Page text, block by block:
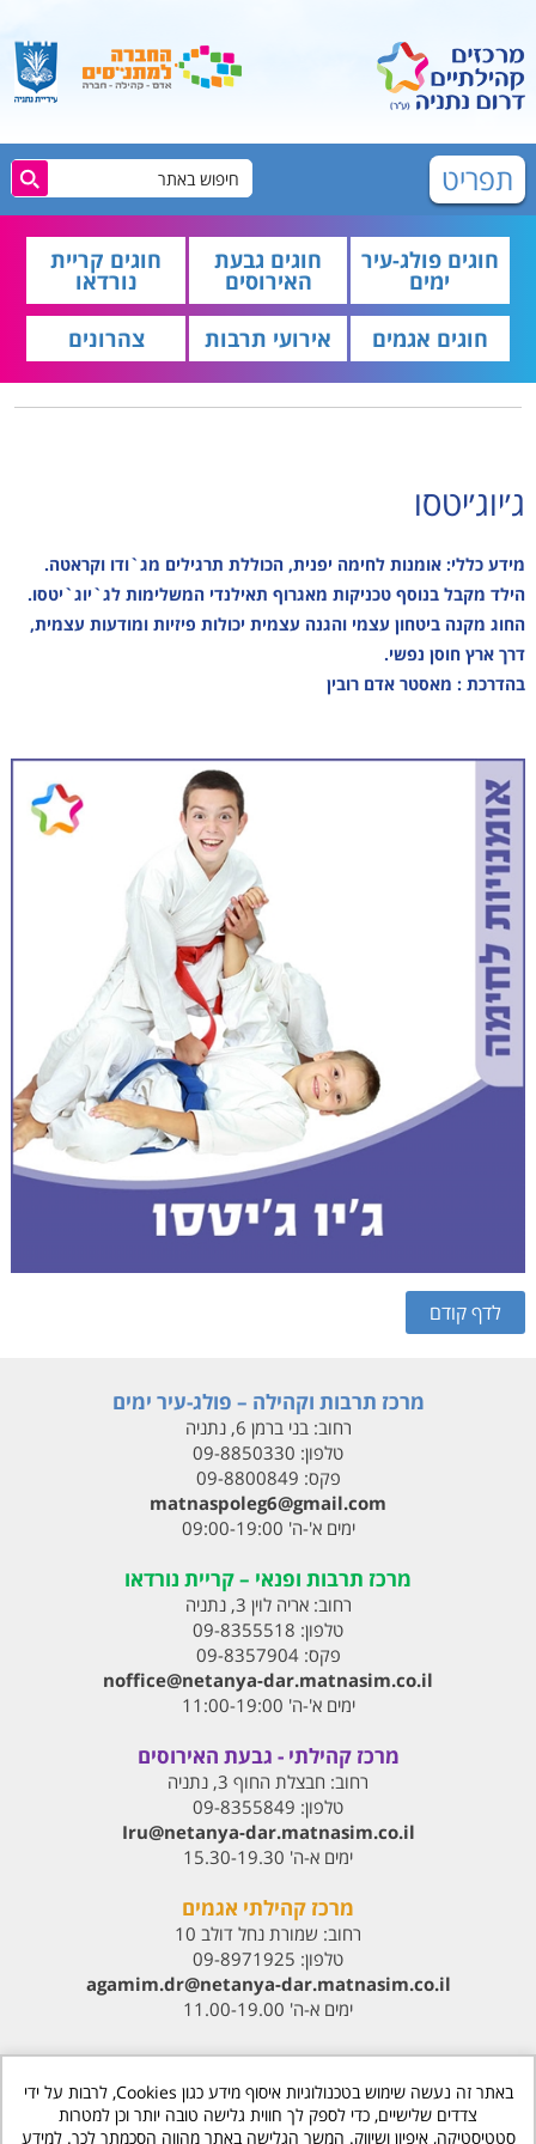
תפריט
חוגים פולג-עיר
ימים
חוגים גבעת
האירוסים
חוגים קריית
נורדאו
חוגים אגמים
אירועי תרבות צהרונים
ג׳יוג׳יטסו
מידע כללי: אומנות לחימה יפנית, הכוללת תרגילים מג`ודו וקראטה.
הילד מקבל בנוסף טכניקות מאגרוף תאילנדי המשלימות לג`יוג`יטסו.
החוג מקנה ביטחון עצמי והגנה עצמית יכולות פיזיות ומודעות עצמית,
דרך ארץ חוסן נפשי.
בהדרכת : מאסטר אדם רובין
מרכז תרבות וקהילה – פולג-עיר ימים
רחוב:בני ברמן 6, נתניה
טלפון: 09-8850330
פקס: 09-8800849
matnaspoleg6@gmail.com
ימים א'-ה' 09:00-19:00
מרכז תרבות ופנאי – קריית נורדאו
רחוב:אריה לוין 3, נתניה
טלפון: 09-8355518
פקס:09-8357904
noffice@netanya-dar.matnasim.co.il
ימים א'-ה' 11:00-19:00
מרכז קהילתי - גבעת האירוסים
רחוב: חבצלת החוף 3, נתניה
טלפון: 09-8355849
Iru@netanya-dar.matnasim.co.il‏
ימים א-ה' 15.30-19.30
מרכז קהילתי אגמים
רחוב: שמורת נחל דולב 10
טלפון: 09-8971925
agamim.dr@netanya-dar.matnasim.co.il‏
ימים א-ה' 11.00-19.00
באתר זה נעשה שימוש בטכנולוגיות איסוף מידע כגון Cookies, לרבות על ידי
צדדים שלישיים, כדי לספק לך חווית גלישה טובה יותר וכן למטרות
סטטיסטיקה, איפיון ושיווק. המשך הגלישה באתר מהווה הסכמתך לכך. למידע